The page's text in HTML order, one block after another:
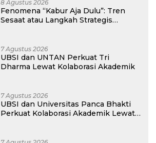
8 Agustus 2026
Fenomena “Kabur Aja Dulu”: Tren
Sesaat atau Langkah Strategis
7 Agustus 2026
UBSI dan UNTAN Perkuat Tri
Dharma Lewat Kolaborasi Akademik
7 Agustus 2026
UBSI dan Universitas Panca Bhakti
Perkuat Kolaborasi Akademik Lewat